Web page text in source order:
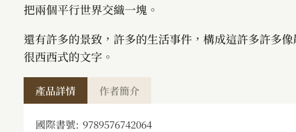
把兩個平行世界交織一塊。
還有許多的景致，許多的生活事件，構成這許多許多
很西西式的文字。
產品詳情 作者簡介
國際書號: 9789576742064